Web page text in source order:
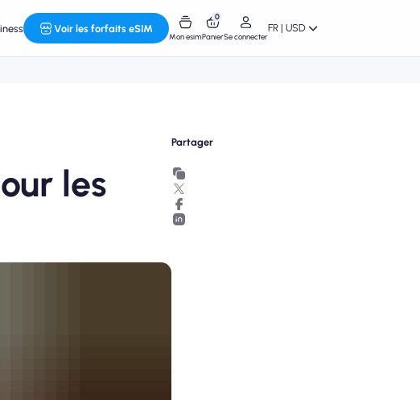
Voir les forfaits eSIM
Mon esim
0
PanierSe connecter
FR | USD
les
Partager